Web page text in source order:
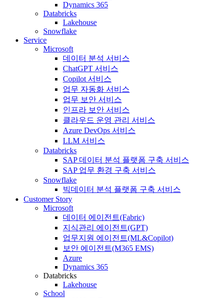
Dynamics 365
Databricks
Lakehouse
Snowflake
Service
Microsoft
데이터 분석 서비스
ChatGPT 서비스
Copilot 서비스
업무 자동화 서비스
업무 보안 서비스
인프라 보안 서비스
클라우드 운영 관리 서비스
Azure DevOps 서비스
LLM 서비스
Databricks
SAP 데이터 분석 플랫폼 구축 서비스
SAP 업무 환경 구축 서비스
Snowflake
빅데이터 분석 플랫폼 구축 서비스
Customer Story
Microsoft
데이터 에이전트(Fabric)
지식관리 에이전트(GPT)
업무지원 에이전트(ML&Copilot)
보안 에이전트(M365 EMS)
Azure
Dynamics 365
Databricks
Lakehouse
School